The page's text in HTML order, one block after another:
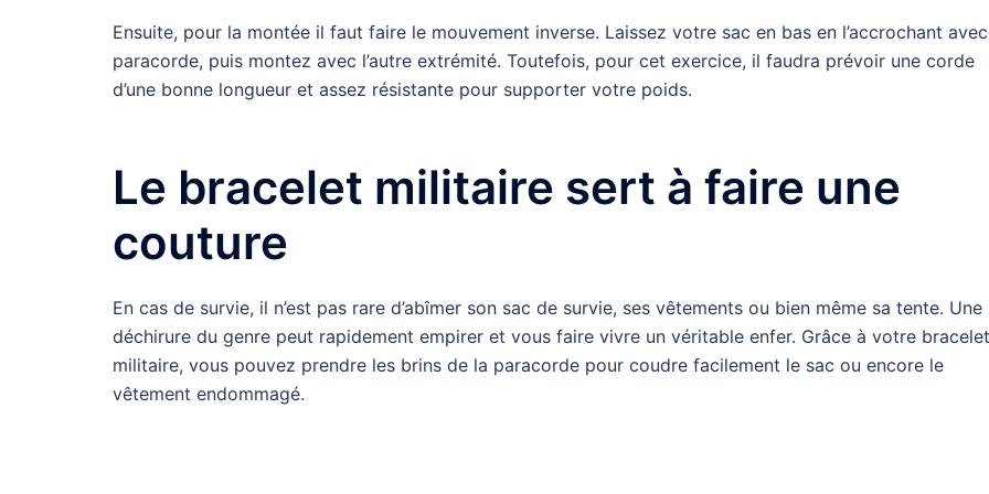
Ensuite, pour la montée il faut faire le mouvement inverse. Laissez votre sac en bas en l’accrochant
paracorde, puis montez avec l’autre extrémité. Toutefois, pour cet exercice, il faudra prévoir une corde
d’une bonne longueur et assez résistante pour supporter votre poids.
Le bracelet militaire sert à faire une
couture
En cas de survie, il n’est pas rare d’abîmer son sac de survie, ses vêtements ou bien même sa tente. Une
déchirure du genre peut rapidement empirer et vous faire vivre un véritable enfer. Grâce à votre bracelet
militaire, vous pouvez prendre les brins de la paracorde pour coudre facilement le sac ou encore le
vêtement endommagé.